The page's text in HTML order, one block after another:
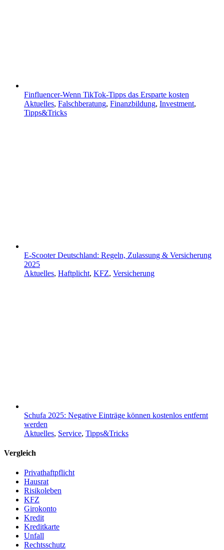
Finfluencer-Wenn TikTok-Tipps das Ersparte kosten
Aktuelles, Falschberatung, Finanzbildung, Investment,
Tipps&Tricks
E-Scooter Deutschland: Regeln, Zulassung & Versicherung
2025
Aktuelles, Haftplicht, KFZ, Versicherung
Schufa 2025: Negative Einträge können kostenlos entfernt
werden
Aktuelles, Service, Tipps&Tricks
Vergleich
Privathaftpflicht
Hausrat
Risikoleben
KFZ
Girokonto
Kredit
Kreditkarte
Unfall
Rechtsschutz